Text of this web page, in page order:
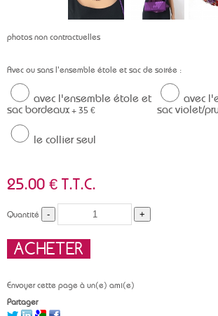
photos non contractuelles
Avec ou sans l'ensemble étole et sac de soirée :
avec l'ensemble étole et
sac bordeaux + 35 €
avec
sac violet/
le collier seul
25.00 € T.T.C.
Quantité
Envoyer cette page à un(e) ami(e)
Partager